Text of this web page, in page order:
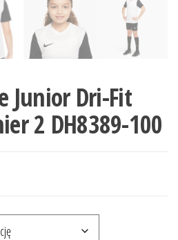
Junior Dri-Fit
2 DH8389-100
47,18zł.45,36zł.